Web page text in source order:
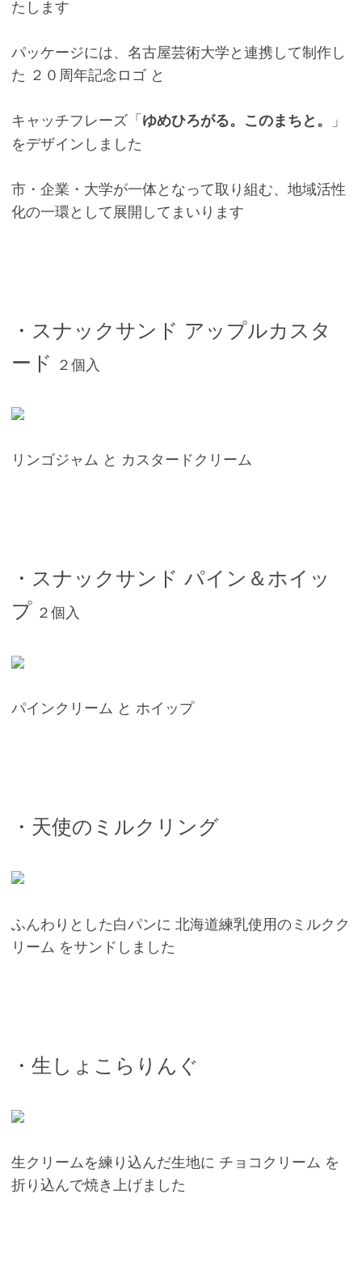
たします
パッケージには、名古屋芸術大学と連携して制作し
た ２０周年記念ロゴ と
キャッチフレーズ「ゆめひろがる。このまちと。
」
をデザインしました
市・企業・大学が一体となって取り組む、地域活性
化の一環として展開してまいります
・スナックサンド アップルカスタ
ード ２個入
リンゴジャム と カスタードクリーム
・スナックサンド パイン＆ホイッ
プ ２個入
パインクリーム と ホイップ
・天使のミルクリング
ふんわりとした白パンに 北海道練乳使用のミルクク
リーム をサンドしました
・生しょこらりんぐ
生クリームを練り込んだ生地に チョコクリーム を
折り込んで焼き上げました